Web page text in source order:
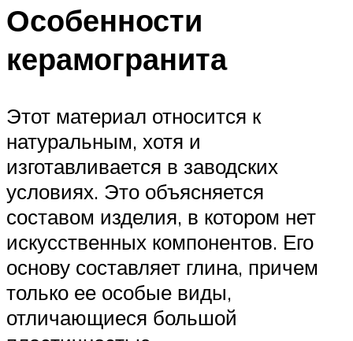
Особенности
керамогранита
Этот материал относится к
натуральным, хотя и
изготавливается в заводских
условиях. Это объясняется
составом изделия, в котором нет
искусственных компонентов. Его
основу составляет глина, причем
только ее особые виды,
отличающиеся большой